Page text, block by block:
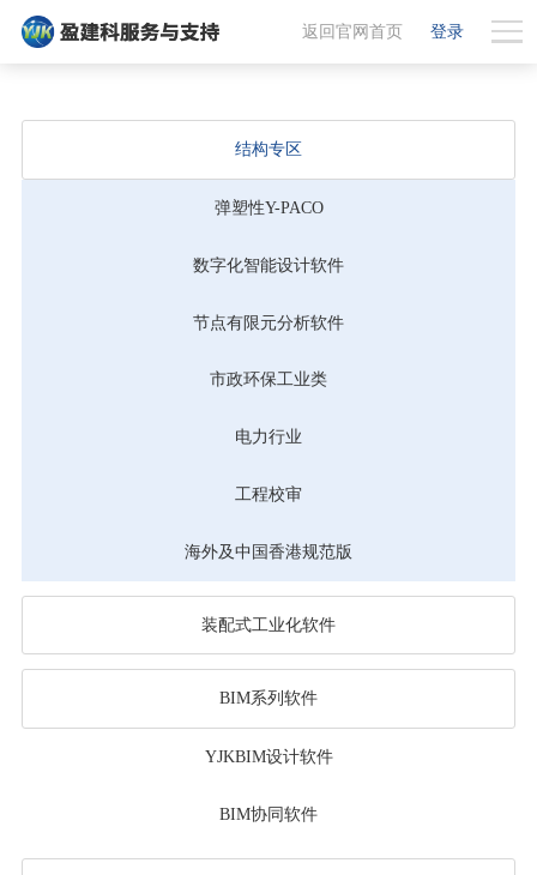
登录
返回官网首页
结构专区
弹塑性Y-PACO
数字化智能设计软件
节点有限元分析软件
市政环保工业类
电力行业
工程校审
海外及中国香港规范版
装配式工业化软件
BIM系列软件
YJKBIM设计软件
BIM协同软件